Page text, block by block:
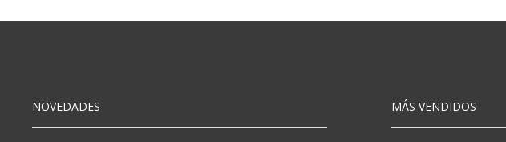
DLS
N
NOVEDADES MÁS VENDIDOS